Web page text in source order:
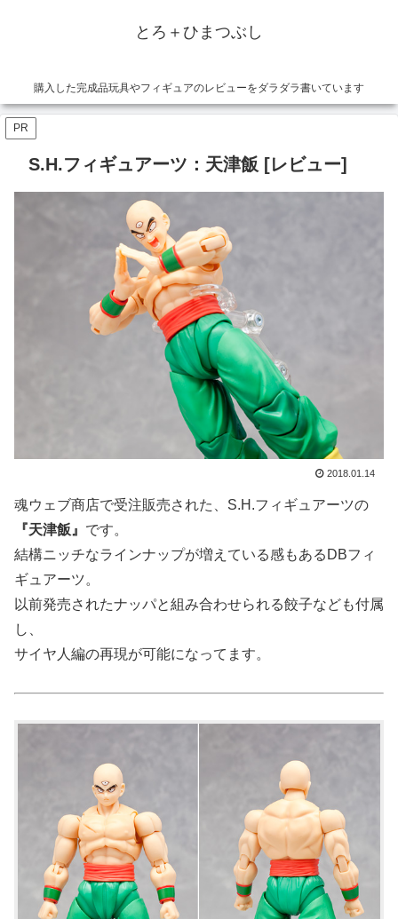
とろ＋ひまつぶし
購入した完成品玩具やフィギュアのレビューをダラダラ書いています
PR
S.H.フィギュアーツ：天津飯 [レビュー]
2018.01.14
魂ウェブ商店で受注販売された、S.H.フィギュアーツの
『天津飯』 です。
結構ニッチなラインナップが増えている感もあるDBフィ
ギュアーツ。
以前発売されたナッパと組み合わせられる餃子なども付属
し、
サイヤ人編の再現が可能になってます。